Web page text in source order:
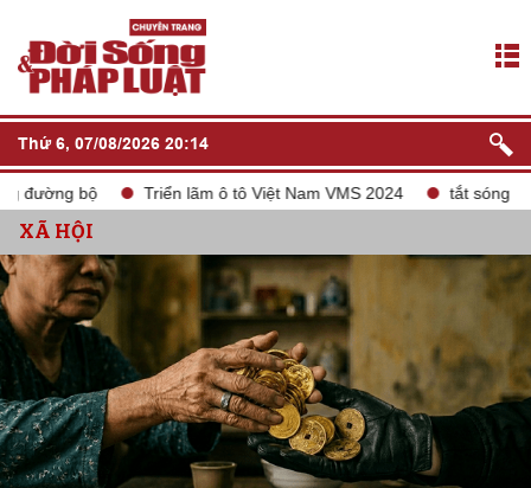
Thứ 6, 07/08/2026 20:14
bộ Triển lãm ô tô Việt Nam VMS 2024 tắt sóng 2G
XÃ HỘI